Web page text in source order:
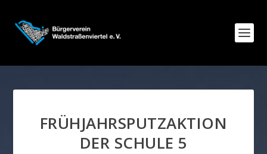
FRÜHJAHRSPUTZAKTION
DER SCHULE 5